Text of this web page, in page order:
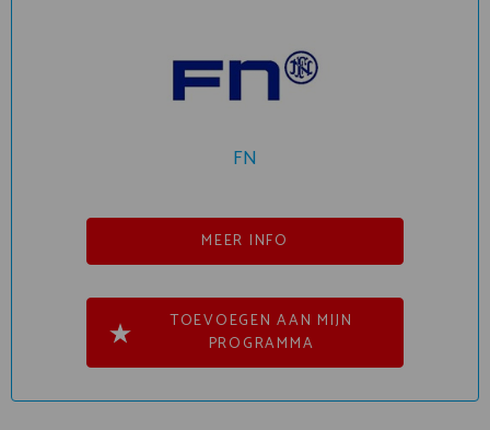
FN
MEER INFO
TOEVOEGEN AAN MIJN
PROGRAMMA